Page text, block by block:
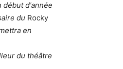
début d'année
du Rocky
en
du théâtre